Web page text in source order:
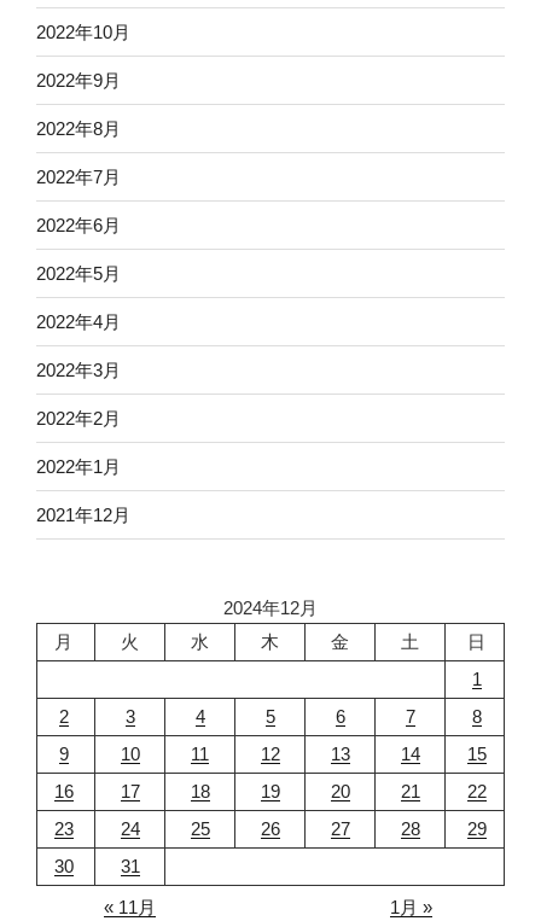
2022年10月
2022年9月
2022年8月
2022年7月
2022年6月
2022年5月
2022年4月
2022年3月
2022年2月
2022年1月
2021年12月
2024年12月
月
火 水 木 金 土
日
1
2
3 4 5 6 7
8
9
10 11 12 13 14
15
16
17 18 19 20 21
22
23
24 25 26 27 28
29
30
31
« 11月
1月 »